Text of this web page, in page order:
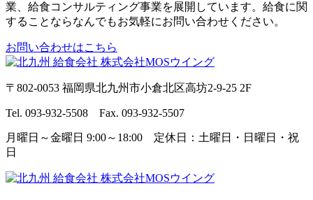
業、給食コンサルティング事業を展開しています。給食に関
することならなんでもお気軽にお問い合わせください。
お問い合わせはこちら
〒802-0053 福岡県北九州市小倉北区高坊2-9-25 2F
Tel. 093-932-5508 Fax. 093-932-5507
月曜日～金曜日 9:00～18:00 定休日：土曜日・日曜日・祝
日